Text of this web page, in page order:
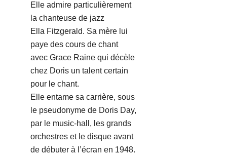
Elle admire particulièrement
la chanteuse de jazz
Ella Fitzgerald. Sa mère lui
paye des cours de chant
avec Grace Raine qui décèle
chez Doris un talent certain
pour le chant.
Elle entame sa carrière, sous
le pseudonyme de Doris Day,
par le music-hall, les grands
orchestres et le disque avant
de débuter à l’écran en 1948.